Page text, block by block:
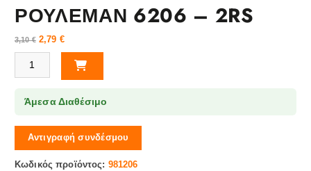
ΡΟΥΛΕΜΑΝ 6206 – 2RS
3,10€ 2,79 €
ΡΟΥΛΕΜΑΝ 6206 - 2RS ποσότητα
Άμεσα Διαθέσιμο
Αντιγραφή συνδέσμου
Κωδικός προϊόντος: 981206